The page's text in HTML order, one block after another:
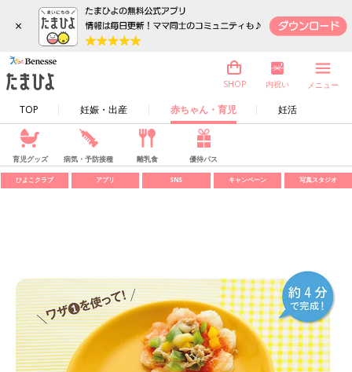
×
TOP 妊娠・出産 赤ちゃん・育児 妊活
SHOP 内祝い メニュー
育児グッズ 病気・予防接種 離乳食 優待パス
ひよこクラブ アプリ SNS キャンペーン 写真スタジオ